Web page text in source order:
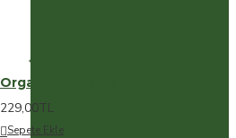
Organik Kamu Kamu Tozu
229,00TL
Sepete Ekle